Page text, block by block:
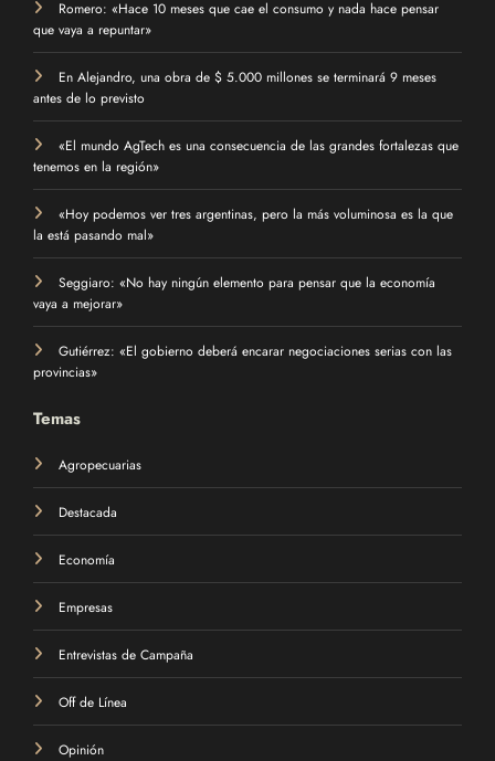
Romero: «Hace 10 meses que cae el consumo y nada hace pensar
que vaya a repuntar»
En Alejandro, una obra de $ 5.000 millones se terminará 9 meses
antes de lo previsto
«El mundo AgTech es una consecuencia de las grandes fortalezas que
tenemos en la región»
«Hoy podemos ver tres argentinas, pero la más voluminosa es la que
la está pasando mal»
Seggiaro: «No hay ningún elemento para pensar que la economía
vaya a mejorar»
Gutiérrez: «El gobierno deberá encarar negociaciones serias con las
provincias»
Temas
Agropecuarias
Destacada
Economía
Empresas
Entrevistas de Campaña
Off de Línea
Opinión